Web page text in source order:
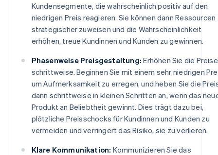
Kundensegmente, die wahrscheinlich positiv auf den
niedrigen Preis reagieren. Sie können dann Ressourcen
strategischer zuweisen und die Wahrscheinlichkeit
erhöhen, treue Kundinnen und Kunden zu gewinnen.
Phasenweise Preisgestaltung: Erhöhen Sie die Preise
schrittweise. Beginnen Sie mit einem sehr niedrigen
um Aufmerksamkeit zu erregen, und heben Sie die
dann schrittweise in kleinen Schritten an, wenn das
Produkt an Beliebtheit gewinnt. Dies trägt dazu bei,
plötzliche Preisschocks für Kundinnen und Kunden zu
vermeiden und verringert das Risiko, sie zu verlieren.
Klare Kommunikation: Kommunizieren Sie das